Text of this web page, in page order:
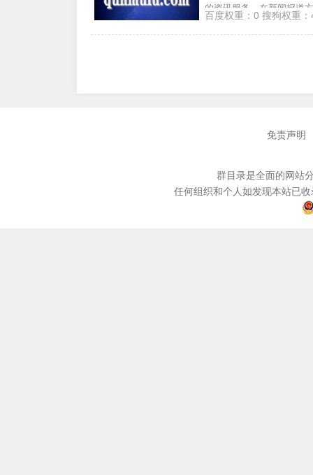
的资讯服务。在新闻报道
转载。
百度权重：0 搜狗权重
免责声明
群目录是全面的网站
任何组织和个人如发现本站已